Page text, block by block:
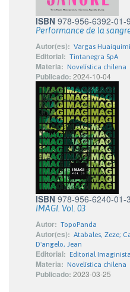
ISBN 978-956-6392-01-9
Performance de la
Autor(es): Vargas
Editorial: Tintanegra SpA
Materia: Novelística chilena
Publicado: 2024-10-04
ISBN 978-956-6240-01-3
IMAGI. Vol. 03
Autor: TopoPanda
Autor(es): Atabales, Zeze;
D'angelo, Jean
Editorial: Editorial
Materia: Novelística chilena
Publicado: 2023-03-25